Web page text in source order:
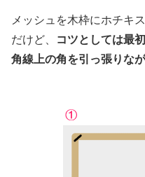
メッシュを木枠にホチキ
だけど、
コツとしては最
角線上の角を引っ張りな